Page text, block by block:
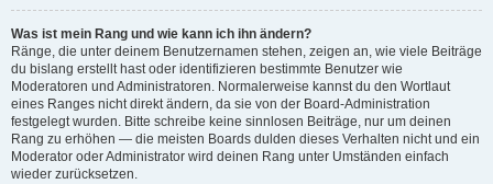
Was ist mein Rang und wie kann ich ihn ändern?
Ränge, die unter deinem Benutzernamen stehen, zeigen an, wie viele Beiträge
du bislang erstellt hast oder identifizieren bestimmte Benutzer wie
Moderatoren und Administratoren. Normalerweise kannst du den Wortlaut
eines Ranges nicht direkt ändern, da sie von der Board-Administration
festgelegt wurden. Bitte schreibe keine sinnlosen Beiträge, nur um deinen
Rang zu erhöhen — die meisten Boards dulden dieses Verhalten nicht und ein
Moderator oder Administrator wird deinen Rang unter Umständen einfach
wieder zurücksetzen.